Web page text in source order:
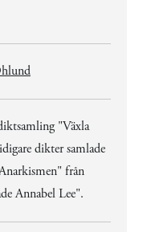
"Växla
dikter samlade
från
Annabel Lee".